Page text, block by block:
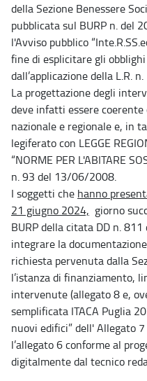
della Sezione Benessere
pubblicata sul BURP n. del
l'Avviso pubblico
fine di esplicitare gli
dall’applicazione della L.R.
La progettazione degli
deve infatti essere
nazionale e regionale e, in
legiferato con LEGGE
“NORME PER L'ABITARE
n. 93 del 13/06/2008.
I soggetti che hanno
21 giugno 2024, giorno
BURP della citata DD n.
integrare la
richiesta pervenuta dalla
l’istanza di finanziamento,
intervenute (allegato 8 e,
semplificata ITACA Puglia
nuovi edifici” dell' Allegato
l’allegato 6 conforme al
digitalmente dal tecnico